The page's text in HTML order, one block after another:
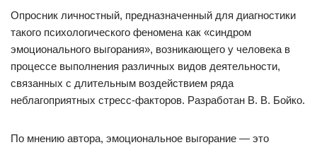
Опросник личностный, предназначенный для диагностики
такого психологического феномена как «синдром
эмоционального выгорания», возникающего у человека в
процессе выполнения различных видов деятельности,
связанных с длительным воздействием ряда
неблагоприятных стресс-факторов. Разработан В. В. Бойко.
По мнению автора, эмоциональное выгорание — это